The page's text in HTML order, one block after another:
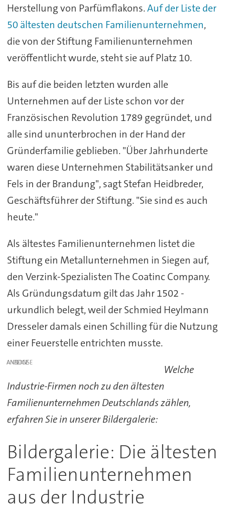
Herstellung von Parfümflakons.Auf der Liste der
50 ältesten deutschen Familienunternehmen,
die von der Stiftung Familienunternehmen
veröffentlicht wurde, steht sie auf Platz 10.
Bis auf die beiden letzten wurden alle
Unternehmen auf der Liste schon vor der
Französischen Revolution 1789 gegründet, und
alle sind ununterbrochen in der Hand der
Gründerfamilie geblieben. "Über Jahrhunderte
waren diese Unternehmen Stabilitätsanker und
Fels in der Brandung", sagt Stefan Heidbreder,
Geschäftsführer der Stiftung. "Sie sind es auch
heute."
Als ältestes Familienunternehmen listet die
Stiftung ein Metallunternehmen in Siegen auf,
den Verzink-Spezialisten The Coatinc Company.
Als Gründungsdatum gilt das Jahr 1502 -
urkundlich belegt, weil der Schmied Heylmann
Dresseler damals einen Schilling für die Nutzung
einer Feuerstelle entrichten musste.
ANZEIGE
Welche
Industrie-Firmen noch zu den ältesten
Familienunternehmen Deutschlands zählen,
erfahren Sie in unserer Bildergalerie:
Bildergalerie: Die ältesten
Familienunternehmen
aus der Industrie